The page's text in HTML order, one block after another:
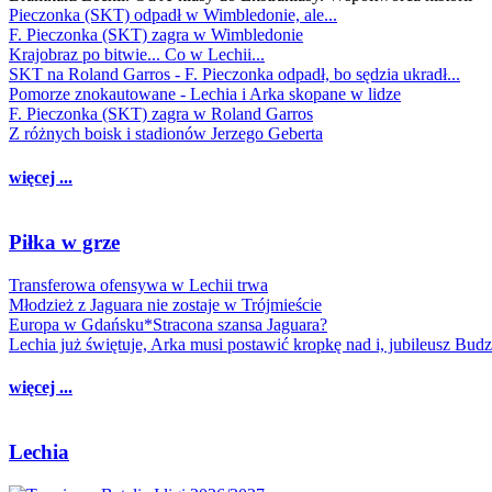
Pieczonka (SKT) odpadł w Wimbledonie, ale...
F. Pieczonka (SKT) zagra w Wimbledonie
Krajobraz po bitwie... Co w Lechii...
SKT na Roland Garros - F. Pieczonka odpadł, bo sędzia ukradł...
Pomorze znokautowane - Lechia i Arka skopane w lidze
F. Pieczonka (SKT) zagra w Roland Garros
Z różnych boisk i stadionów Jerzego Geberta
więcej ...
Piłka w grze
Transferowa ofensywa w Lechii trwa
Młodzież z Jaguara nie zostaje w Trójmieście
Europa w Gdańsku*Stracona szansa Jaguara?
Lechia już świętuje, Arka musi postawić kropkę nad i, jubileusz
więcej ...
Lechia